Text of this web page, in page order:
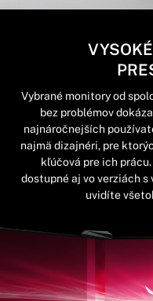
Vybrané monitory od
bez problémov
najnáročnejších
najmä dizajnéri, pre
kľúčová pre ich
dostupné aj vo verziách
uvidíte